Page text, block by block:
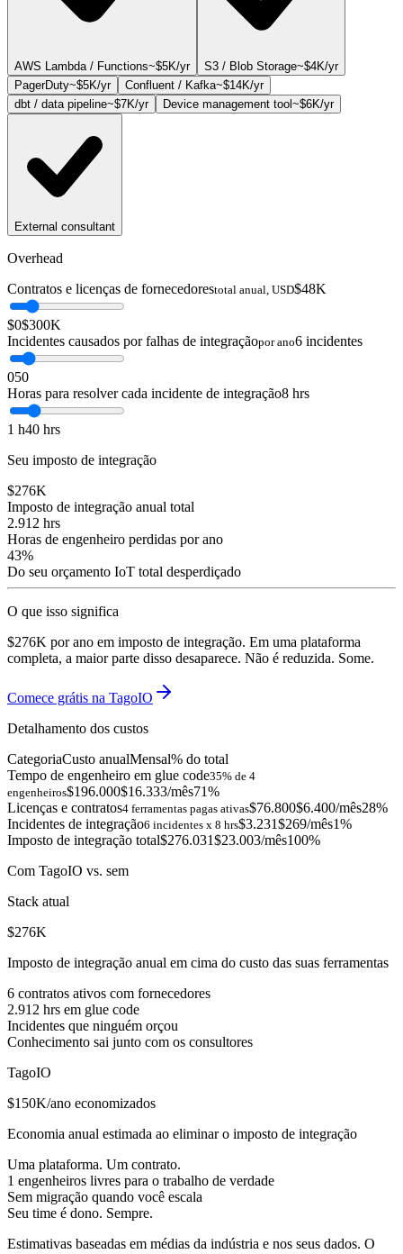
AWS Lambda / Functions~$5K/yr S3 / Blob Storage~$4K/yr
PagerDuty~$5K/yr Confluent / Kafka~$14K/yr
dbt / data pipeline~$7K/yr Device management tool ~$6K/yr
External consultant
Overhead
Contratos e licenças de fornecedorestotal anual, USD$48K
$0$300K
Incidentes causados por falhas de integraçãopor ano6 incidentes
050
Horas para resolver cada incidente de integração8 hrs
1 h40 hrs
Seu imposto de integração
$276K
Imposto de integração anual total
2.912 hrs
Horas de engenheiro perdidas por ano
43%
Do seu orçamento IoT total desperdiçado
O que isso significa
$276K por ano em imposto de integração. Em uma plataforma
completa, a maior parte disso desaparece. Não é reduzida. Some.
Comece grátis na TagoIO
Detalhamento dos custos
CategoriaCusto anualMensal% do total
Tempo de engenheiro em glue code35% de 4
engenheiros$196.000$16.333/mês71%
Licenças e contratos4 ferramentas pagas ativas$76.800$6.400/mês28%
Incidentes de integração6 incidentes x 8 hrs$3.231$269/mês1%
Imposto de integração total$276.031$23.003/mês100%
Com TagoIO vs. sem
Stack atual
$276K
Imposto de integração anual em cima do custo das suas ferramentas
6 contratos ativos com fornecedores
2.912 hrs em glue code
Incidentes que ninguém orçou
Conhecimento sai junto com os consultores
TagoIO
$150K/ano economizados
Economia anual estimada ao eliminar o imposto de integração
Uma plataforma. Um contrato.
1 engenheiros livres para o trabalho de verdade
Sem migração quando você escala
Seu time é dono. Sempre.
Estimativas baseadas em médias da indústria e nos seus dados. O